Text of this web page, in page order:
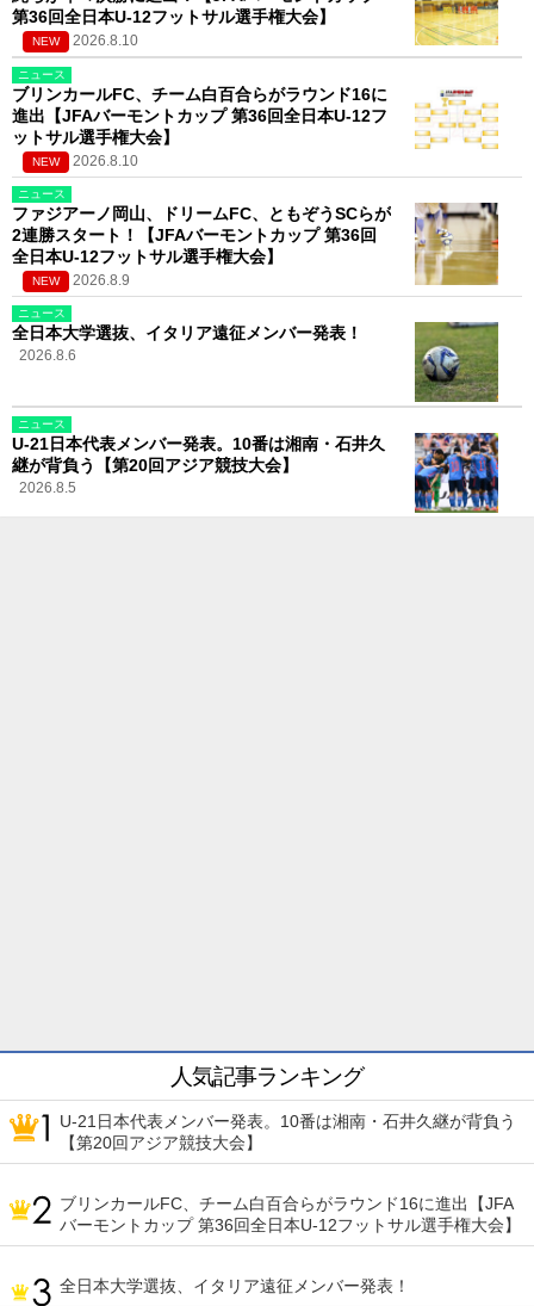
第36回全日本U-12フットサル選手権大会】
NEW 2026.8.10
ニュース
ブリンカールFC、チーム白百合らがラウンド16に
進出【JFAバーモントカップ 第36回全日本U-12フ
ットサル選手権大会】
NEW 2026.8.10
ニュース
ファジアーノ岡山、ドリームFC、ともぞうSCらが
2連勝スタート！【JFAバーモントカップ 第36回
全日本U-12フットサル選手権大会】
NEW 2026.8.9
ニュース
全日本大学選抜、イタリア遠征メンバー発表！
2026.8.6
ニュース
U-21日本代表メンバー発表。10番は湘南・石井久
継が背負う【第20回アジア競技大会】
2026.8.5
人気記事ランキング
U-21日本代表メンバー発表。10番は湘南・石井久継が背負う
【第20回アジア競技大会】
ブリンカールFC、チーム白百合らがラウンド16に進出【JFA
バーモントカップ 第36回全日本U-12フットサル選手権大会】
全日本大学選抜、イタリア遠征メンバー発表！